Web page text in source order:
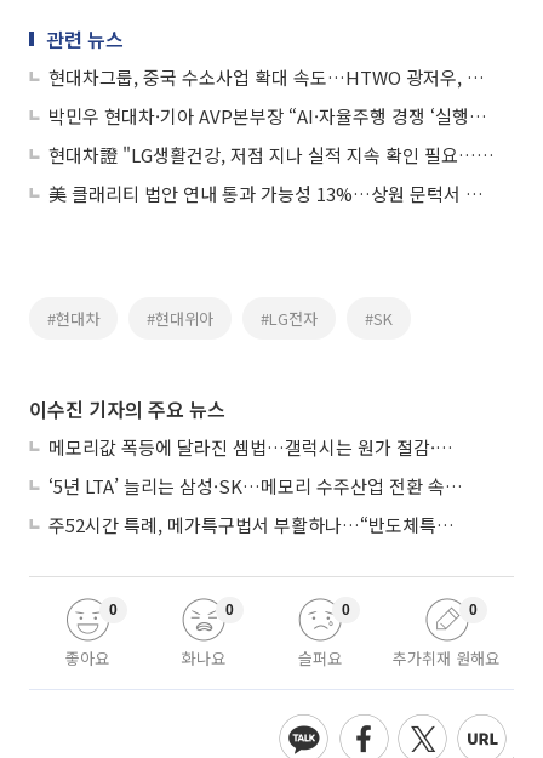
관련 뉴스
현대차그룹, 중국 수소사업 확대 속도…HTWO 광저우, 수소산업 포럼 참가
박민우 현대차·기아 AVP본부장 “AI·자율주행 경쟁 ‘실행력’이 좌우”
현대차證 "LG생활건강, 저점 지나 실적 지속 확인 필요…목표가 25만원↑"
美 클래리티 법안 연내 통과 가능성 13%…상원 문턱서 제동
#현대차 #현대위아 #LG전자 #SK
이수진 기자의 주요 뉴스
메모리값 폭등에 달라진 셈법…갤럭시는 원가 절감·아이폰은 서비스 확대
‘5년 LTA’ 늘리는 삼성·SK…메모리 수주산업 전환 속 다른 셈법
주52시간 특례, 메가특구법서 부활하나…“반도체특별법 담겨야”
좋아요
0
화나요
0
슬퍼요
0
추가취재 원해요
0